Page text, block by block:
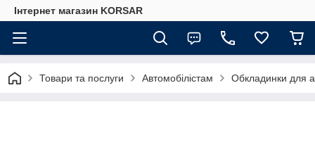
Iнтернет магазин KORSAR
Товари та послуги Автомобілістам Обкладинки для